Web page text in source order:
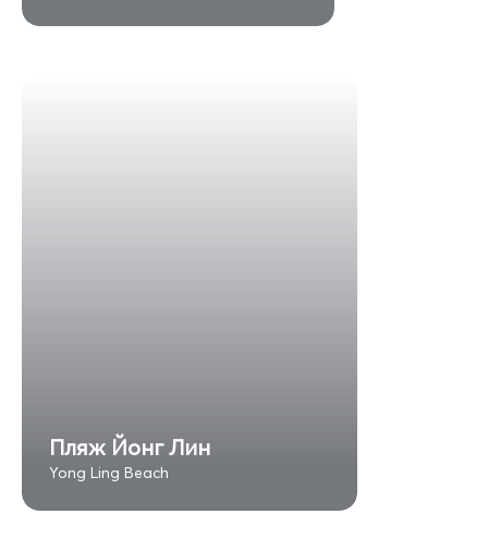
Пляж Йонг Лин
Yong Ling Beach